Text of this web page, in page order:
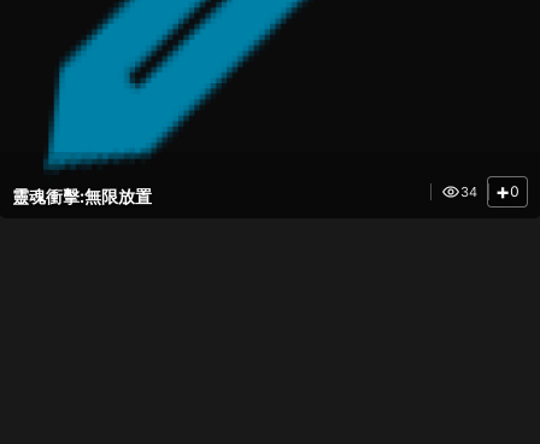
靈魂衝擊:無限放置 34 +0